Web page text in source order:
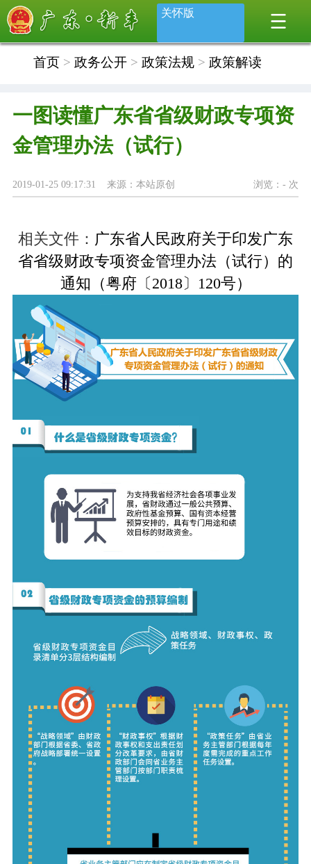
关怀版
首页> 政务公开> 政策法规> 政策解读
一图读懂广东省省级财政专项资
金管理办法（试行）
浏览：- 次
2019-01-25 09:17:31 来源：本站原创
相关文件： 广东省人民政府关于印发广东
省省级财政专项资金管理办法（试行）的
通知（粤府〔2018〕120号）